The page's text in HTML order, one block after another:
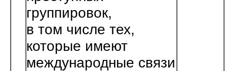
группировок,
в том числе тех,
которые имеют
международные связи